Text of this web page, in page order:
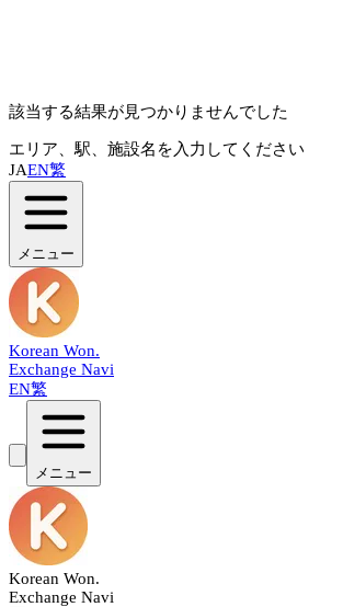
該当する結果が見つかりませんでした
エリア、駅、施設名を入力してください
JAEN繁
メニュー
Korean Won.
Exchange Navi
EN繁
メニュー
Korean Won.
Exchange Navi